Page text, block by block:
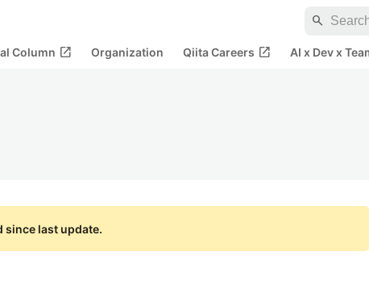
search
Column open_in_new Organization Qiita Careers open_in_new AI x Dev x
since last update.